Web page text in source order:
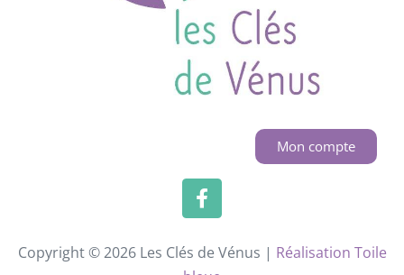
Mon compte
Copyright © 2026 Les Clés de Vénus | Réalisation Toile